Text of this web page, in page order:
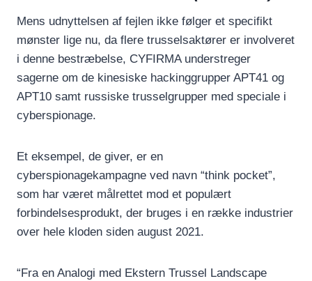
Mens udnyttelsen af fejlen ikke følger et specifikt
mønster lige nu, da flere trusselsaktører er involveret
i denne bestræbelse, CYFIRMA understreger
sagerne om de kinesiske hackinggrupper APT41 og
APT10 samt russiske trusselgrupper med speciale i
cyberspionage.
Et eksempel, de giver, er en
cyberspionagekampagne ved navn “think pocket”,
som har været målrettet mod et populært
forbindelsesprodukt, der bruges i en række industrier
over hele kloden siden august 2021.
“Fra en Analogi med Ekstern Trussel Landscape